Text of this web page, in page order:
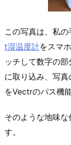
この写真は、私の
t湿温度計をスマ
ッチして数字の
に取り込み、写真
をVectrのパス機
そのような地味
す。